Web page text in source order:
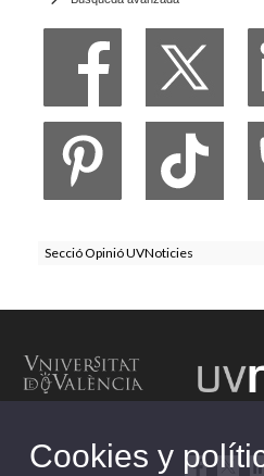
Secció Opinió UVNoticies
Cookies y